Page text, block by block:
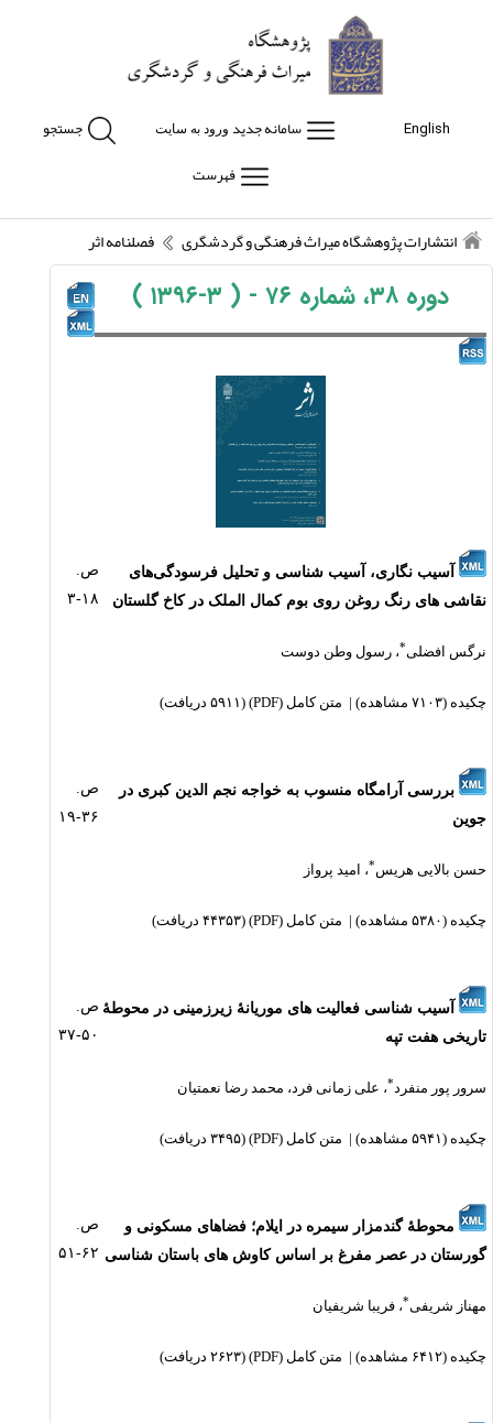
English سامانه جدید ورود به سایت
جستجو
فهرست
انتشارات پژوهشگاه میراث فرهنگی و گردشگری فصلنامه اثر
دوره ۳۸، شماره ۷۶ - ( ۳-۱۳۹۶ )
آسیب نگاری، آسیب شناسی و تحلیل فرسودگی‌های
نقاشی های رنگ روغن روی بوم کمال الملک در کاخ گلستان
ص.
۱۸-۳
نرگس افضلی*، رسول وطن دوست
چکیده (۷۱۰۳ مشاهده) | متن کامل (PDF) (۵۹۱۱ دریافت)
بررسی آرامگاه منسوب به خواجه نجم الدین کبری در
جوین
ص.
۳۶-۱۹
حسن بالایی هریس*، امید پرواز
چکیده (۵۳۸۰ مشاهده) | متن کامل (PDF) (۴۴۳۵۳ دریافت)
آسیب شناسی فعالیت های موریانۀ زیرزمینی در محوطۀ
تاریخی هفت تپه
ص.
۵۰-۳۷
سرور پور منفرد*، علی زمانی فرد، محمد رضا نعمتیان
چکیده (۵۹۴۱ مشاهده) | متن کامل (PDF) (۳۴۹۵ دریافت)
محوطۀ گندمزار سیمره در ایلام؛ فضاهای مسکونی و
گورستان در عصر مفرغ بر اساس کاوش های باستان شناسی
ص.
۶۲-۵۱
مهناز شریفی*، فریبا شریفیان
چکیده (۶۴۱۲ مشاهده) | متن کامل (PDF) (۲۶۲۳ دریافت)